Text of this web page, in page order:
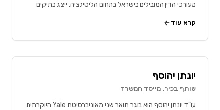
מעורכי הדין המובילים בישראל בתחום הליטיגציה. ייצג בתיקים
קרא עוד
יונתן יהוסף
שותף בכיר, מייסד המשרד
עו"ד יונתן יהוסף הוא בוגר תואר שני מאוניברסיטת Yale היוקרתית